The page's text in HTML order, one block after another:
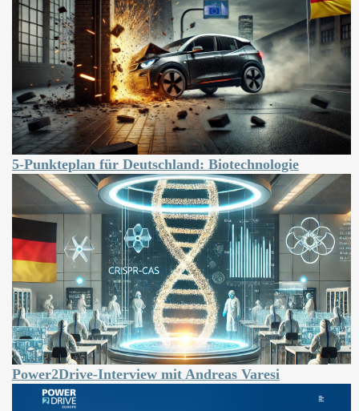
5-Punkteplan für Deutschland: Biotechnologie
Power2Drive-Interview mit Andreas Varesi